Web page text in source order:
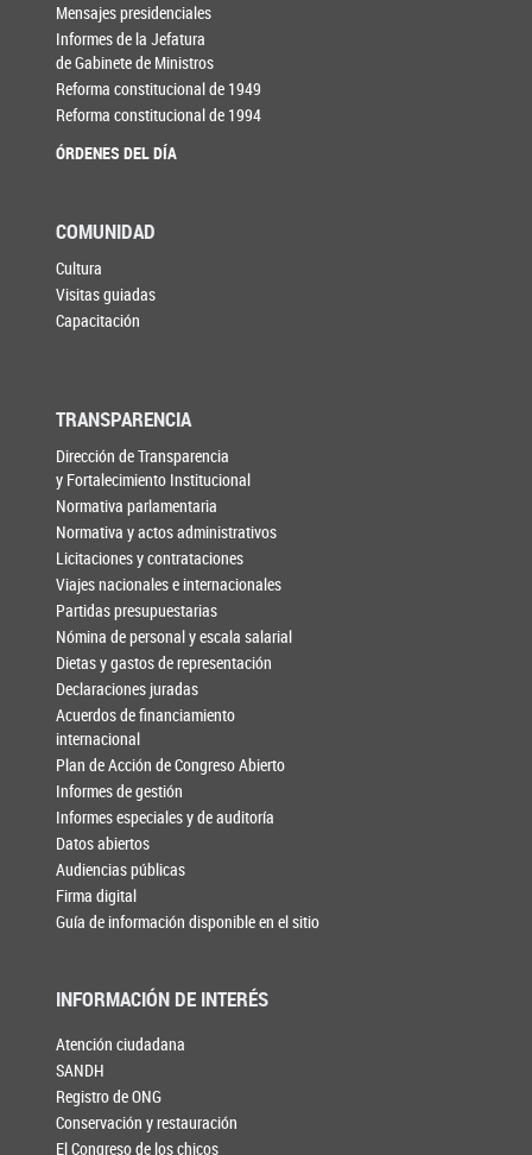
Mensajes presidenciales
Informes de la Jefatura
de Gabinete de Ministros
Reforma constitucional de 1949
Reforma constitucional de 1994
ÓRDENES DEL DÍA
COMUNIDAD
Cultura
Visitas guiadas
Capacitación
TRANSPARENCIA
Dirección de Transparencia
y Fortalecimiento Institucional
Normativa parlamentaria
Normativa y actos administrativos
Licitaciones y contrataciones
Viajes nacionales e internacionales
Partidas presupuestarias
Nómina de personal y escala salarial
Dietas y gastos de representación
Declaraciones juradas
Acuerdos de financiamiento
internacional
Plan de Acción de Congreso Abierto
Informes de gestión
Informes especiales y de auditoría
Datos abiertos
Audiencias públicas
Firma digital
Guía de información disponible en el sitio
INFORMACIÓN DE INTERÉS
Atención ciudadana
SANDH
Registro de ONG
Conservación y restauración
El Congreso de los chicos